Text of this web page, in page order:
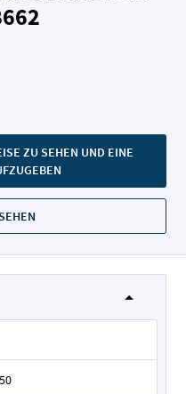
ZU SEHEN UND EINE